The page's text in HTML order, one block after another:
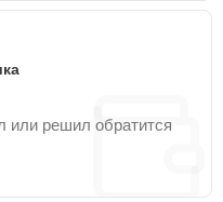
или решил обратится